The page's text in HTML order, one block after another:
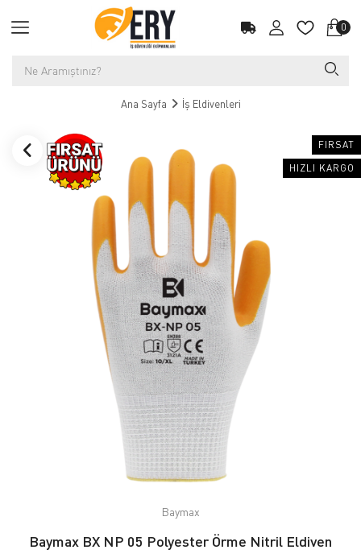
0
Ana Sayfa İş Eldivenleri
FIRSAT
HIZLI KARGO
Baymax
Baymax BX NP 05 Polyester Örme Nitril Eldiven